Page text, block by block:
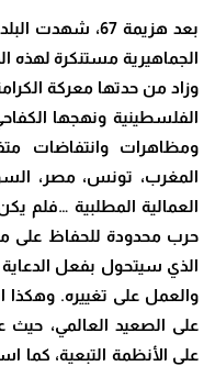
بعد هزيمة 67،
الجماهيرية مستنكرة لهذه
الفلسطينية ونهجها
ومظاهرات وانتفاضات
المغرب، تونس، مصر،
العمالية المطلبية …فلم
حرب محدودة للحفاظ على
الذي سيتحول بفعل
والعمل على تغييره. وهكذا
على الصعيد العالمي، حيث
على الأنظمة التبعية، كما